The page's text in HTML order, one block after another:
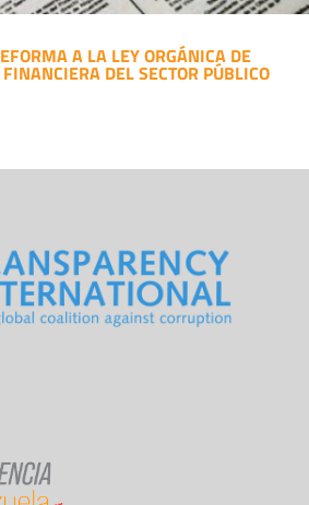
A LA LEY ORGÁNICA DE
DEL SECTOR PÚBLICO